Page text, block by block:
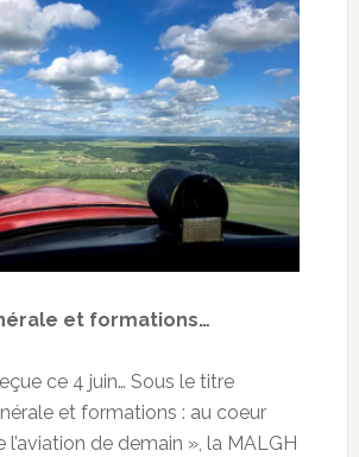
et formations…
ce 4 juin… Sous le titre
et formations : au coeur
l’aviation de demain », la MALGH